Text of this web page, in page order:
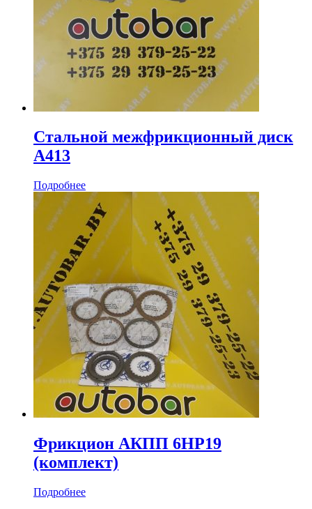
Стальной межфрикционный диск
A413
Подробнее
Фрикцион АКПП 6HP19
(комплект)
Подробнее